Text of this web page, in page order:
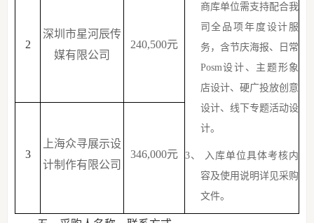
商库单位需支持配合我
司全品项年度设计服
务，含节庆海报、日常
Posm设计、 主题 形象
店设计、 硬广投放创意
设计、线下专题活动设
计。
3、
入库单位具体考核内
容及使用说明详见采购
文件。
2
深圳市星河辰传
媒有限公司
240,500元
3
上海众寻展示设
计制作有限公司
346,000元